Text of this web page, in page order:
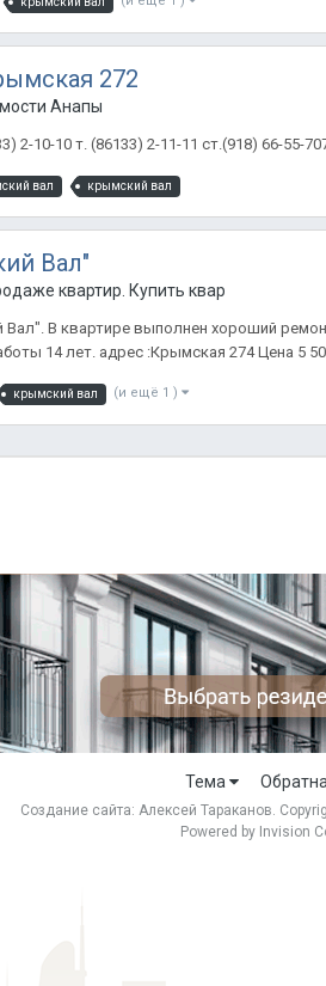
272
Анапы
2-10-10 т. (86133) 2-11-11 ст.(918) 66-55-
вал крымский вал
Вал"
квартир. Купить квартиру в Анапе.
В квартире выполнен хороший
14 лет. адрес :Крымская 274 Цена 5 500
крымский вал (и ещё 1 )
Тема
Создание сайта: Алексей Тараканов.
Powered by Invision